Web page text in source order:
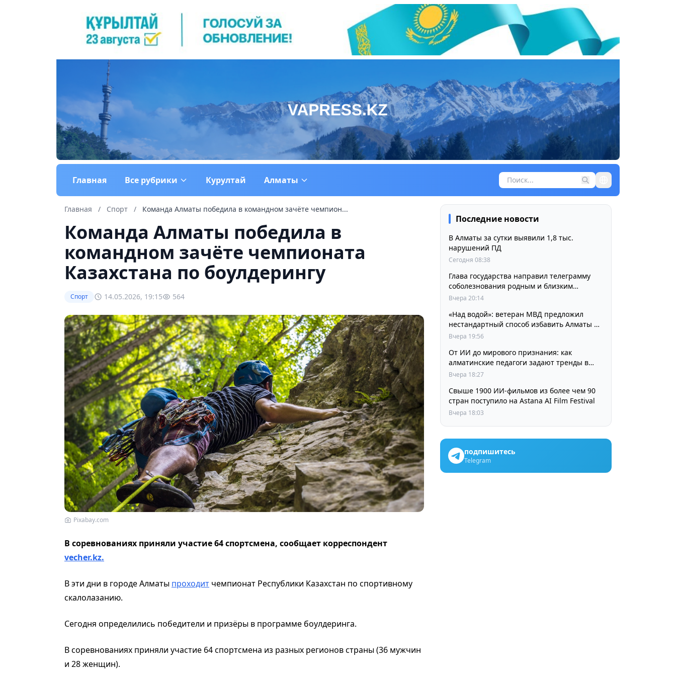
Главная Все рубрики Курултай Алматы
Главная / Спорт / Команда Алматы победила в командном зачёте чемпион...
Команда Алматы победила в
командном зачёте чемпионата
Казахстана по боулдерингу
Спорт 14.05.2026, 19:15 564
Pixabay.com
В соревнованиях приняли участие 64 спортсмена, сообщает корреспондент
vecher.kz.
В эти дни в городе Алматы проходит чемпионат Республики Казахстан по спортивному
скалолазанию.
Сегодня определились победители и призёры в программе боулдеринга.
В соревнованиях приняли участие 64 спортсмена из разных регионов страны (36 мужчин
и 28 женщин).
Последние новости
В Алматы за сутки выявили 1,8 тыс.
нарушений ПД
Сегодня 08:38
Глава государства направил телеграмму
соболезнования родным и близким
выдающегося кинорежиссера Ардака
Вчера 20:14
«Над водой»: ветеран МВД предложил
нестандартный способ избавить Алматы от
пробок и смога
Вчера 19:56
От ИИ до мирового признания: как
алматинские педагоги задают тренды в
изучении языков
Вчера 18:27
Свыше 1900 ИИ-фильмов из более чем 90
стран поступило на Astana AI Film Festival
Вчера 18:03
подпишитесь
Telegram